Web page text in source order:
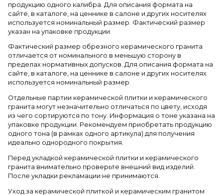
продукцию одного калибра. Для описания формата на
сайте, в каталоге, на ценнике в салоне и других носителях
используется номинальный размер. Фактический размер
указан на упаковке продукции.
Фактический размер обрезного керамического гранита
отличается от номинального в меньшую сторону в
пределах нормативных допусков. Для описания формата на
сайте, в каталоге, на ценнике в салоне и других носителях
используется номинальный размер.
Отдельные партии керамической плитки и керамического
гранита могут незначительно отличаться по цвету, исходя
из чего сортируются по тону. Информация о тоне указана на
упаковке продукции. Рекомендуем приобретать продукцию
одного тона (в рамках одного артикула) для получения
идеально однородного покрытия.
Перед укладкой керамической плитки и керамического
гранита внимательно проверьте внешний вид изделий.
После укладки рекламации не принимаются.
Уход за керамической плиткой и керамическим гранитом